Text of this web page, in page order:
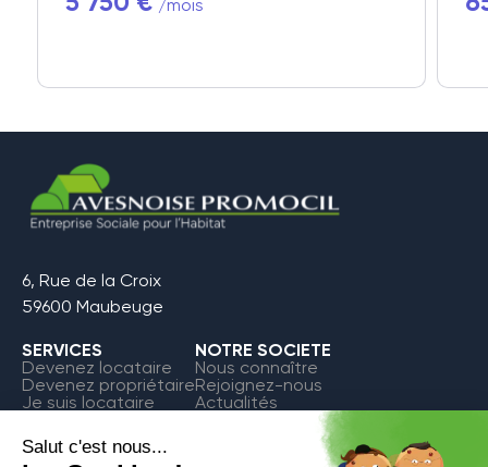
/mois
6, Rue de la Croix
59600 Maubeuge
SERVICES
Devenez locataire
Devenez propriétaire
Je suis locataire
NOTRE SOCIETE
Nous connaître
Rejoignez-nous
Actualités